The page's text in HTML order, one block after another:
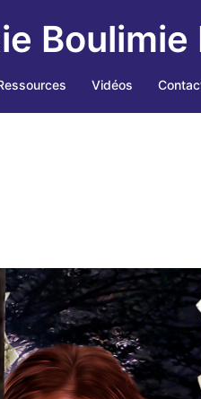
Boulimie
Vidéos